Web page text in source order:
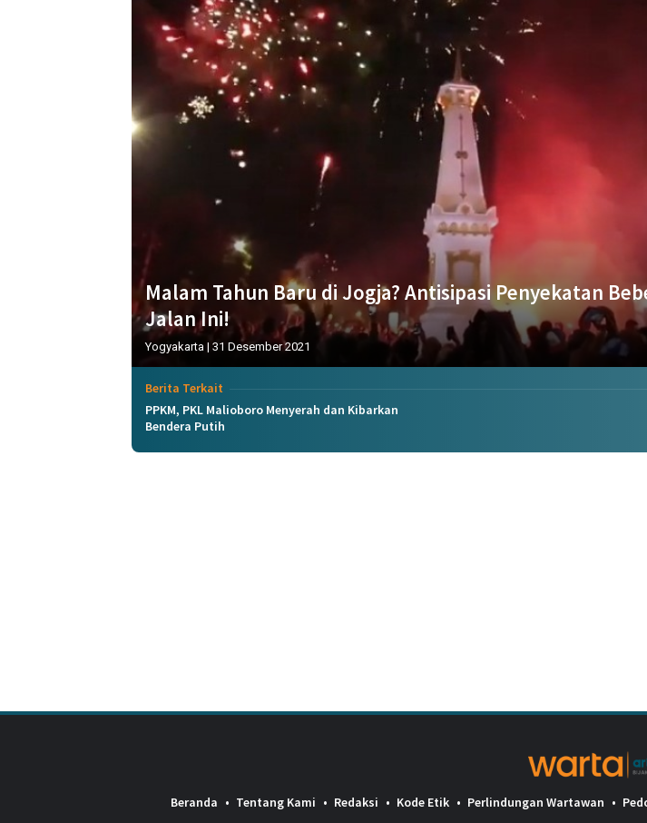
Malam Tahun Baru di Jogja? Antisipasi Penyekatan
Jalan Ini!
Yogyakarta | 31 Desember 2021
Berita Terkait
PPKM, PKL Malioboro Menyerah dan Kibarkan
Bendera Putih
Beranda Tentang Kami Redaksi Kode Etik Perlindungan Wartawan